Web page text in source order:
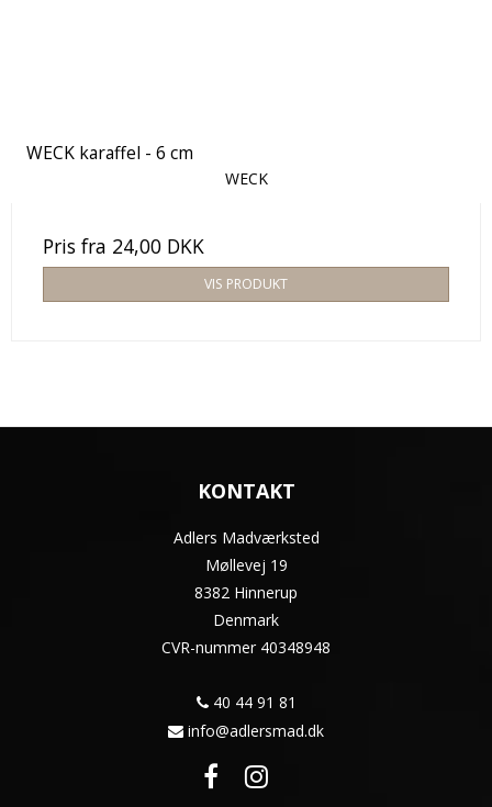
WECK karaffel - 6 cm
WECK
Pris fra 24,00 DKK
VIS PRODUKT
KONTAKT
Adlers Madværksted
Møllevej 19
8382 Hinnerup
Denmark
CVR-nummer 40348948
40 44 91 81
info@adlersmad.dk